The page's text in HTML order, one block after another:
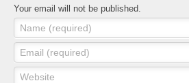
Your email will not be published.
Name (required)
Email (required)
Website